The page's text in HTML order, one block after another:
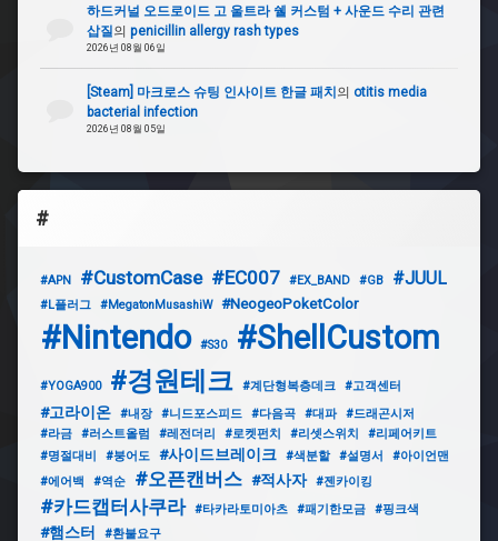
#WIN2
식
#스
래
곤
845
조
이
트
론
킹
갓
하드커널 오드로이드 고 울트라 쉘 커스텀 + 사운드 수리 관련
삽질의 penicillin allergy rash types
2026년 08월 06일
[Steam] 마크로스 슈팅 인사이트 한글 패치의 otitis media
bacterial infection
2026년 08월 05일
#
#APN #CustomCase #EC007 #EX_BAND #GB #JUUL
#L플러그 #MegatonMusashiW #NeogeoPoketColor
#Nintendo #S30 #ShellCustom
#YOGA900 #경원테크 #계단형복층데크 #고객센터
#고라이온 #내장 #니드포스피드 #다음곡 #대파
#드래곤시저
#라금
#러스트올럼 #레전더리 #로켓펀치 #리셋스위치
#리페어키트
#명절대비
#붕어도 #사이드브레이크 #색분할 #설명서
#아이언맨
#에어백
#역순 #오픈캔버스 #적사자 #젠카이킹
#카드캡터사쿠라 #타카라토미아츠 #패기한모금 #핑크색
#햄스터 #환불요구